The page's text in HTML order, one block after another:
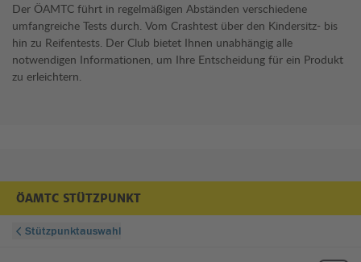
Der ÖAMTC führt in regelmäßigen Abständen verschiedene
umfangreiche Tests durch. Vom Crashtest über den Kindersitz- bis
hin zu Reifentests. Der Club bietet Ihnen unabhängig alle
notwendigen Informationen, um Ihre Entscheidung für ein Produkt
zu erleichtern.
ÖAMTC STÜTZPUNKT